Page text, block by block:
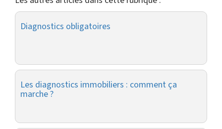
Diagnostics obligatoires
Les diagnostics immobiliers : comment ça
marche ?